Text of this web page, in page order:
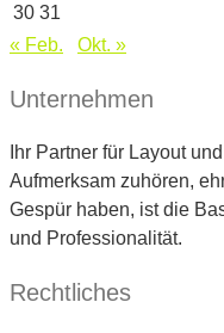
30 31
« Feb.
Okt. »
Unternehmen
Ihr Partner für Layout
Aufmerksam zuhören,
Gespür haben, ist die
und Professionalität.
Rechtliches